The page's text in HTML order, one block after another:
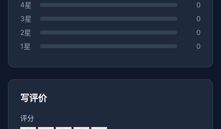
4星
0
3星
0
2星
0
1星
0
写评价
评分